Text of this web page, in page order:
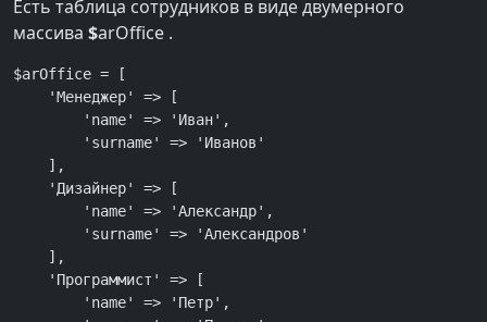
Есть таблица сотрудников в виде двумерного
массива $arOffice .
$arOffice = [